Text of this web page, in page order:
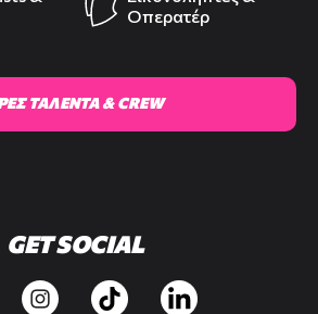
Οπερατέρ
ΤΑΛΕΝΤΑ & CREW
GET SOCIAL